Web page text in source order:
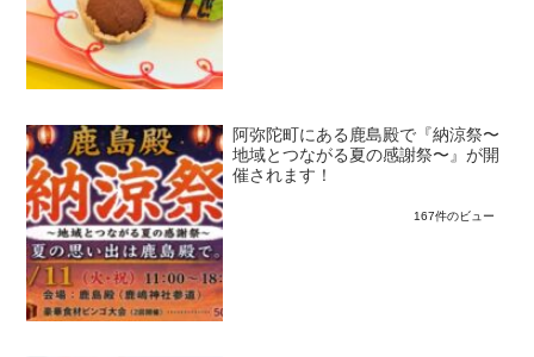
阿弥陀町にある鹿島殿で『納涼祭〜
地域とつながる夏の感謝祭〜』が開
催されます！
167件のビュー